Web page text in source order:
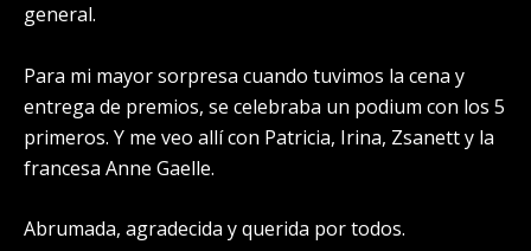
general.
Para mi mayor sorpresa cuando tuvimos la cena y
entrega de premios, se celebraba un podium con los 5
primeros. Y me veo allí con Patricia, Irina, Zsanett y la
francesa Anne Gaelle.
Abrumada, agradecida y querida por todos.